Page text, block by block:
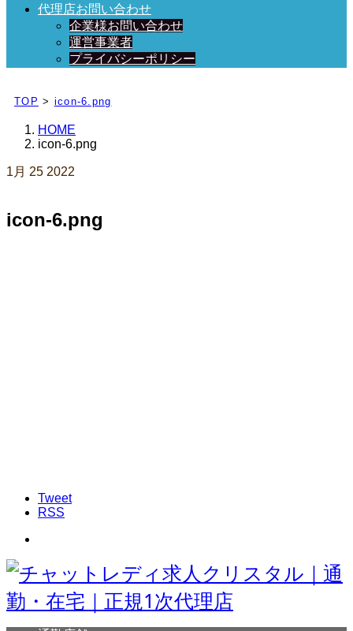
代理店お問い合わせ
企業様お問い合わせ
運営事業者
プライバシーポリシー
TOP > icon-6.png
HOME
icon-6.png
1月 25 2022
icon-6.png
Tweet
RSS